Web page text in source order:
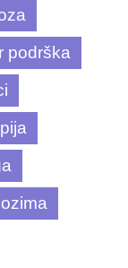
podrška